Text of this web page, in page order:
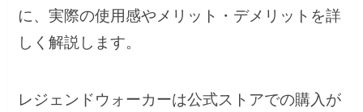
に、実際の使用感やメリット・デメリットを詳
しく解説します。
レジェンドウォーカーは公式ストアでの購入が